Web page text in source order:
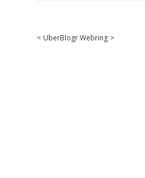
< UberBlogr Webring >